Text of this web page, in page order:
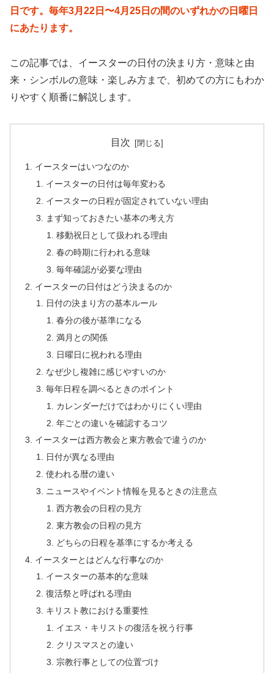
日です。毎年3月22日〜4月25日の間のいずれかの日曜日
にあたります。
この記事では、イースターの日付の決まり方・意味と由
来・シンボルの意味・楽しみ方まで、初めての方にもわか
りやすく順番に解説します。
目次
イースターはいつなのか
イースターの日付は毎年変わる
イースターの日程が固定されていない理由
まず知っておきたい基本の考え方
移動祝日として扱われる理由
春の時期に行われる意味
毎年確認が必要な理由
イースターの日付はどう決まるのか
日付の決まり方の基本ルール
春分の後が基準になる
満月との関係
日曜日に祝われる理由
なぜ少し複雑に感じやすいのか
毎年日程を調べるときのポイント
カレンダーだけではわかりにくい理由
年ごとの違いを確認するコツ
イースターは西方教会と東方教会で違うのか
日付が異なる理由
使われる暦の違い
ニュースやイベント情報を見るときの注意点
西方教会の日程の見方
東方教会の日程の見方
どちらの日程を基準にするか考える
イースターとはどんな行事なのか
イースターの基本的な意味
復活祭と呼ばれる理由
キリスト教における重要性
イエス・キリストの復活を祝う行事
クリスマスとの違い
宗教行事としての位置づけ